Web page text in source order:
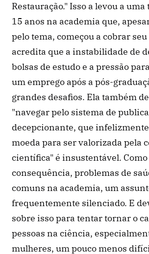
Restauração." Isso a levou a
15 anos na academia que,
pelo tema, começou a cobrar seu
acredita que a instabilidade de
bolsas de estudo e a pressão
um emprego após a pós-
grandes desafios. Ela também
"navegar pelo sistema de
decepcionante, que
moeda para ser valorizada pela
científica" é insustentável. Como
consequência, problemas de
comuns na academia, um
frequentemente silenciado. E
sobre isso para tentar tornar o
pessoas na ciência,
mulheres, um pouco menos